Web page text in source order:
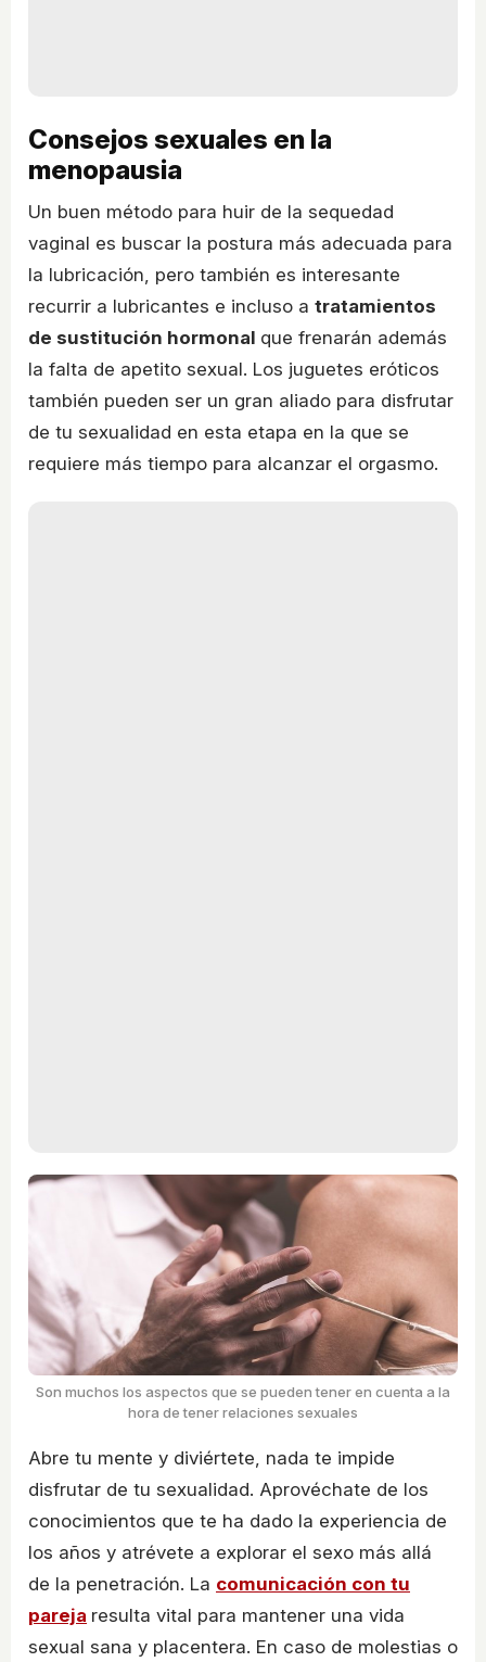
Consejos sexuales en la
menopausia
Un buen método para huir de la sequedad
vaginal es buscar la postura más adecuada para
la lubricación, pero también es interesante
recurrir a lubricantes e incluso a tratamientos
de sustitución hormonal que frenarán además
la falta de apetito sexual. Los juguetes eróticos
también pueden ser un gran aliado para disfrutar
de tu sexualidad en esta etapa en la que se
requiere más tiempo para alcanzar el orgasmo.
Son muchos los aspectos que se pueden tener en cuenta a la
hora de tener relaciones sexuales
Abre tu mente y diviértete, nada te impide
disfrutar de tu sexualidad. Aprovéchate de los
conocimientos que te ha dado la experiencia de
los años y atrévete a explorar el sexo más allá
de la penetración. La comunicación con tu
pareja resulta vital para mantener una vida
sexual sana y placentera. En caso de molestias o